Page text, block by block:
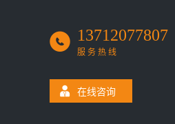
13712077807
服务热线
在线咨询